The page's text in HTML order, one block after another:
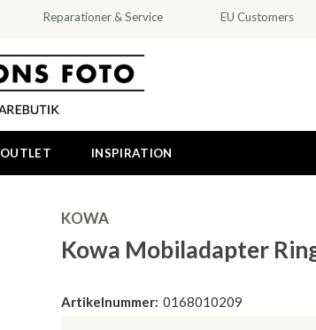
Reparationer & Service EU Customers
OUTLET INSPIRATION
KOWA
Kowa Mobiladapter
Artikelnummer: 0168010209